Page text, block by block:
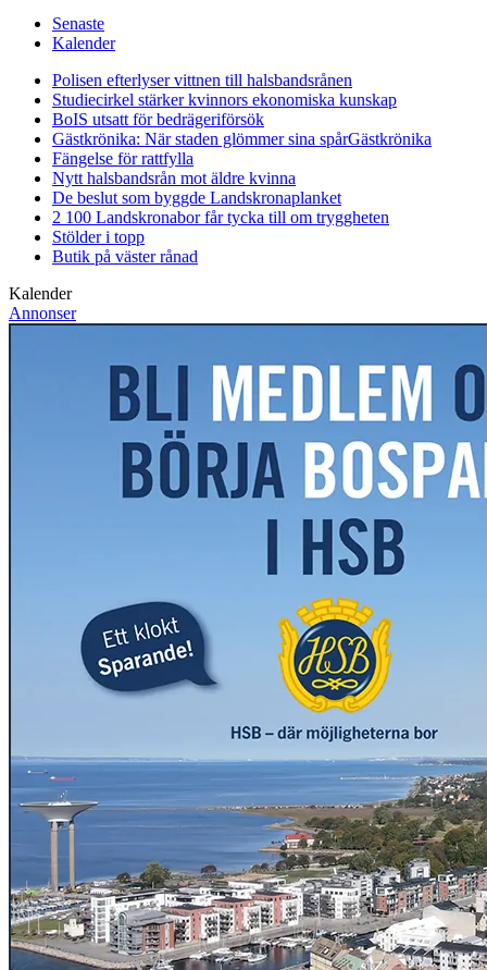
Senaste
Kalender
Polisen efterlyser vittnen till halsbandsrånen
Studiecirkel stärker kvinnors ekonomiska kunskap
BoIS utsatt för bedrägeriförsök
Gästkrönika: När staden glömmer sina spårGästkrönika
Fängelse för rattfylla
Nytt halsbandsrån mot äldre kvinna
De beslut som byggde Landskronaplanket
2 100 Landskronabor får tycka till om tryggheten
Stölder i topp
Butik på väster rånad
Kalender
Annonser